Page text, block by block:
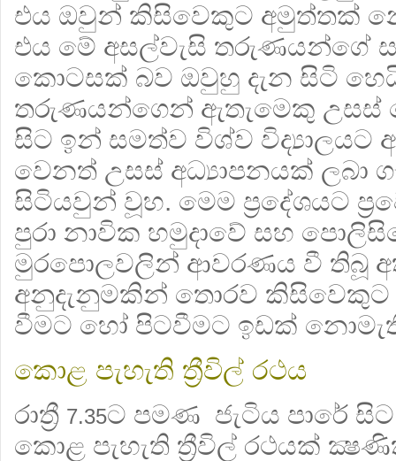
එය ඔවුන් කිසිවෙකුට අමුත්තක්
එය මේ අසල්වැසි තරුණයන්ගේ
කොටසක් බව ඔවුහු දැන සිටි
තරුණයන්ගෙන් ඇතැමෙකු උසස්
සිට ඉන් සමත්ව විශ්ව
වෙනත් උසස් අධ්‍යාපනයක් ලබා
සිටියවුන් වූහ. මෙම ප්‍රදේශයට
පුරා නාවික හමුදාවේ සහ
මුරපොලවලින් ආවරණය වී තිබූ
අනුදැනුමකින් තොරව කිසිවෙකුට
වීමට හෝ පිටවීමට ඉඩක්
කොළ පැහැති ත්‍රීවිල් රථය
රාත්‍රී 7.35ට පමණ ජැටිය පාරේ
කොළ පැහැති ත්‍රීවිල් රථයක්